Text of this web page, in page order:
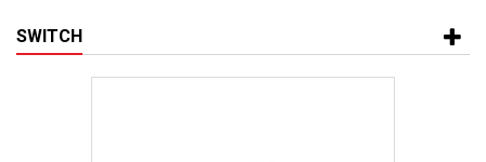
SWITCH